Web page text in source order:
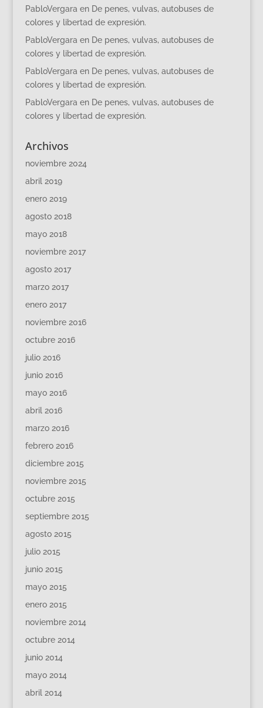
PabloVergara en De penes, vulvas, autobuses de
colores y libertad de expresión.
PabloVergara en De penes, vulvas, autobuses de
colores y libertad de expresión.
PabloVergara en De penes, vulvas, autobuses de
colores y libertad de expresión.
PabloVergara en De penes, vulvas, autobuses de
colores y libertad de expresión.
Archivos
noviembre 2024
abril 2019
enero 2019
agosto 2018
mayo 2018
noviembre 2017
agosto 2017
marzo 2017
enero 2017
noviembre 2016
octubre 2016
julio 2016
junio 2016
mayo 2016
abril 2016
marzo 2016
febrero 2016
diciembre 2015
noviembre 2015
octubre 2015
septiembre 2015
agosto 2015
julio 2015
junio 2015
mayo 2015
enero 2015
noviembre 2014
octubre 2014
junio 2014
mayo 2014
abril 2014